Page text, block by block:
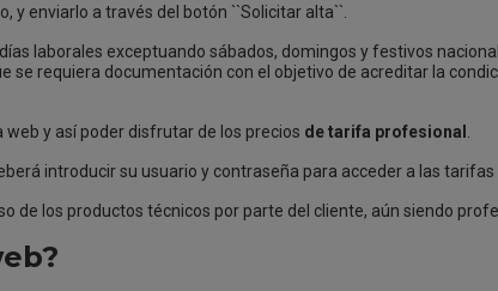
enviarlo a través del botón ``Solicitar alta``.
laborales exceptuando sábados, domingos y festivos
se requiera documentación con el objetivo de acreditar la
y así poder disfrutar de los precios de tarifa profesional
introducir su usuario y contraseña para acceder a las tarifas
de los productos técnicos por parte del cliente, aún siendo